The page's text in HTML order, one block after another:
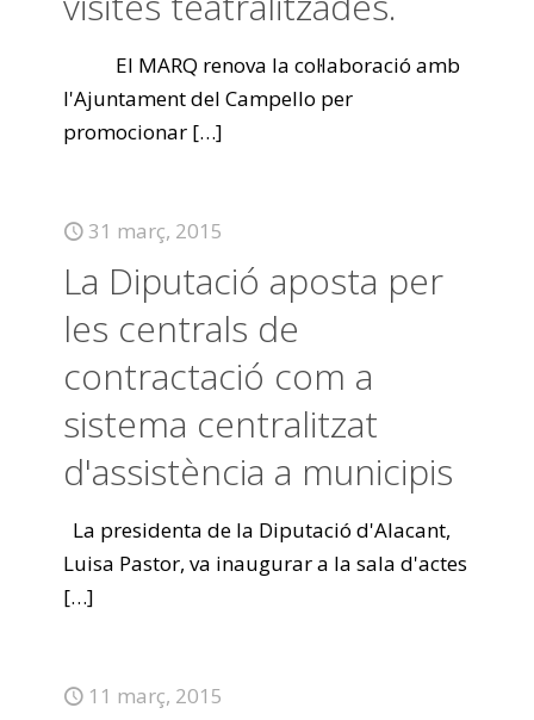
El MARQ renova la col·laboració amb
l'Ajuntament del Campello per
promocionar […]
31 març, 2015
La Diputació aposta per
les centrals de
contractació com a
sistema centralitzat
d'assistència a municipis
La presidenta de la Diputació d'Alacant,
Luisa Pastor, va inaugurar a la sala d'actes
[…]
11 març, 2015